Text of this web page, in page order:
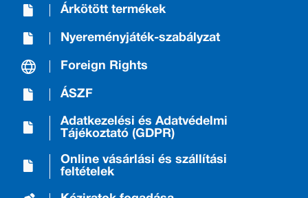
Árkötött termékek
Nyereményjáték-szabályzat
Foreign Rights
ÁSZF
Adatkezelési és Adatvédelmi
Tájékoztató (GDPR)
Online vásárlási és szállítási
feltételek